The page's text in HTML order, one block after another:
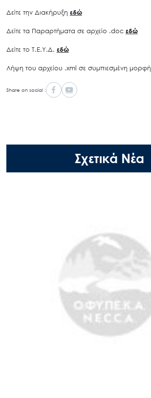
Δείτε την Διακήρυξη εδώ
Δείτε τα Παραρτήματα σε αρχείο .doc εδώ
Δείτε το Τ.Ε.Υ.Δ. εδώ
Λήψη του αρχείου .xml σε συμπιεσμένη μορφή
Share on social :
Σχετικά Νέα